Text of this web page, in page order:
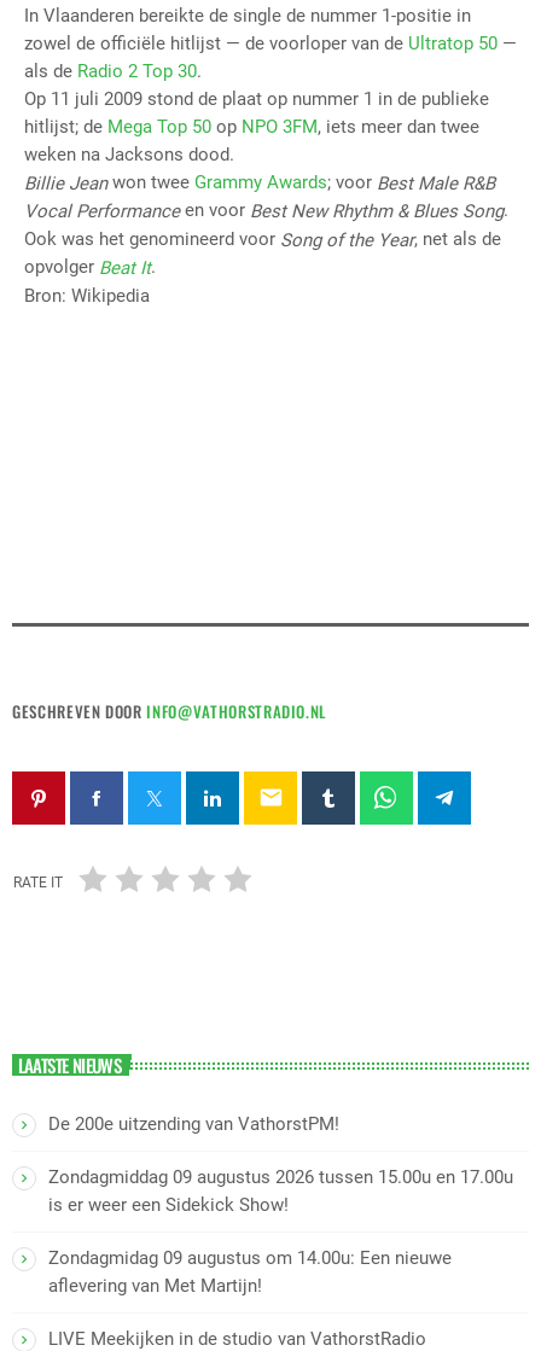
In Vlaanderen bereikte de single de nummer 1-positie in
zowel de officiële hitlijst — de voorloper van de Ultratop 50 —
als de Radio 2 Top 30.
Op 11 juli 2009 stond de plaat op nummer 1 in de publieke
hitlijst; de Mega Top 50 op NPO 3FM, iets meer dan twee
weken na Jacksons dood.
Billie Jeanwon twee Grammy Awards; voor Best Male R&B
Vocal Performanceen voor Best New Rhythm & Blues Song.
Ook was het genomineerd voor Song of the Year, net als de
opvolger Beat It.
Bron: Wikipedia
GESCHREVEN DOORINFO@VATHORSTRADIO.NL
email
RATE IT
LAATSTE NIEUWS
De 200e uitzending van VathorstPM!
Zondagmiddag 09 augustus 2026 tussen 15.00u en 17.00u
is er weer een Sidekick Show!
Zondagmidag 09 augustus om 14.00u: Een nieuwe
aflevering van Met Martijn!
LIVE Meekijken in de studio van VathorstRadio